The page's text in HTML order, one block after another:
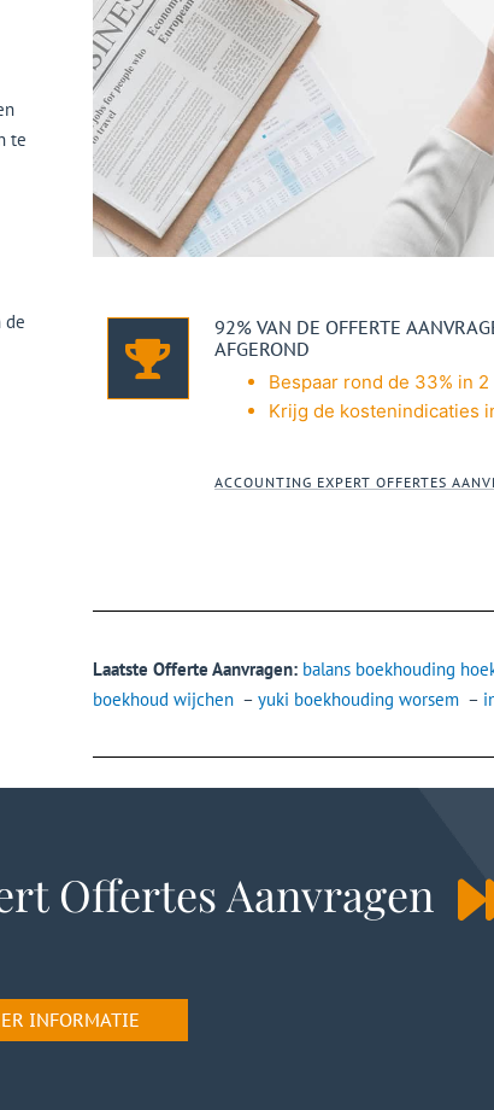
te
de
92% VAN DE OFFERTE
AFGEROND
Bespaar rond de 33% in
Krijg de kostenindicaties
ACCOUNTING EXPERT OFFERTES
Laatste Offerte Aanvragen: balans boekhouding
boekhoud wijchen – yuki boekhouding worsem –
Offertes Aanvragen
INFORMATIE